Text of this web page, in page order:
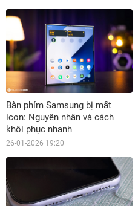
Bàn phím Samsung bị mất
icon: Nguyên nhân và cách
khôi phục nhanh
26-01-2026 19:20